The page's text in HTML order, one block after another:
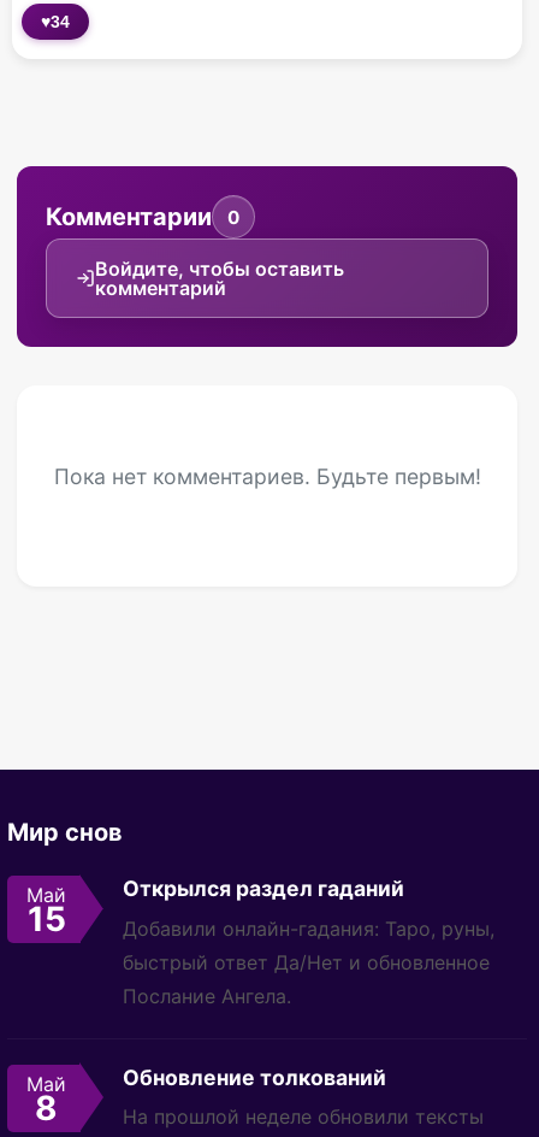
♥34
Комментарии 0
Войдите, чтобы оставить
комментарий
Пока нет комментариев. Будьте первым!
Мир снов
Май
15
Открылся раздел гаданий
Добавили онлайн-гадания: Таро, руны,
быстрый ответ Да/Нет и обновленное
Послание Ангела.
Май
8
Обновление толкований
На прошлой неделе обновили тексты